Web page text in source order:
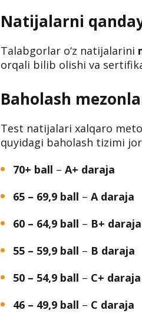
Milliy sertifikat
2025-yil 25–26-yanvar
bo‘yichamilliy sertifikat
Natijalarni
Talabgorlar o‘z natijalarini
orqali bilib olishi va
quyidagi baholash tizimi
70+ ball–A+ daraja
65 – 69,9 ball – A daraja
60 – 64,9 ball – B+ daraja